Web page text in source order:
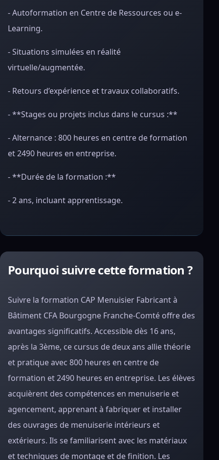
- Autoformation en Centre de Ressources ou e-
Learning.
- Situations simulées en réalité
virtuelle/augmentée.
- Retours d’expérience et travaux collaboratifs.
- **Stages ou projets inclus dans le cursus :**
- Alternance : 800 heures en centre de formation
et 2490 heures en entreprise.
- **Durée de la formation :**
- 2 ans, incluant apprentissage.
Pourquoi suivre cette formation ?
Suivre la formation CAP Menuisier Fabricant à
Bâtiment CFA Bourgogne Franche-Comté offre des
avantages significatifs. Accessible dès 16 ans,
après la 3ème, ce cursus de deux ans allie théorie
et pratique avec 800 heures en centre de
formation et 2490 heures en entreprise. Les élèves
acquièrent des compétences en menuiserie et
agencement, apprenant à fabriquer et installer
des ouvrages de menuiserie intérieurs et
extérieurs. Ils se familiarisent avec les matériaux
et techniques de montage et de finition. Les